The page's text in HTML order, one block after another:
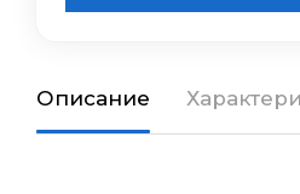
Описание